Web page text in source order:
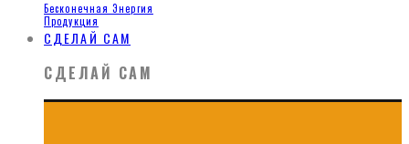
Бесконечная Энергия
Продукция
СДЕЛАЙ САМ
СДЕЛАЙ САМ